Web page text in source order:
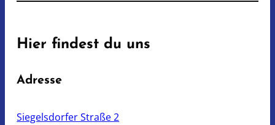
Hier findest du uns
Adresse
Siegelsdorfer Straße 2